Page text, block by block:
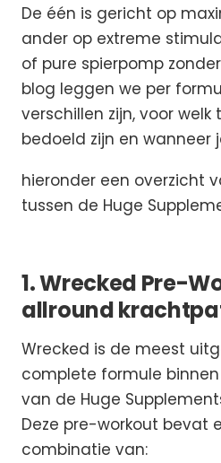
De één is gericht op
ander op extreme
of pure spierpomp
blog leggen we per
verschillen zijn, voor welk
bedoeld zijn en wanneer
hieronder een overzicht
tussen de Huge
1. Wrecked Pre-
allround
Wrecked is de meest
complete formule
van de Huge
Deze pre-workout bevat
combinatie van: